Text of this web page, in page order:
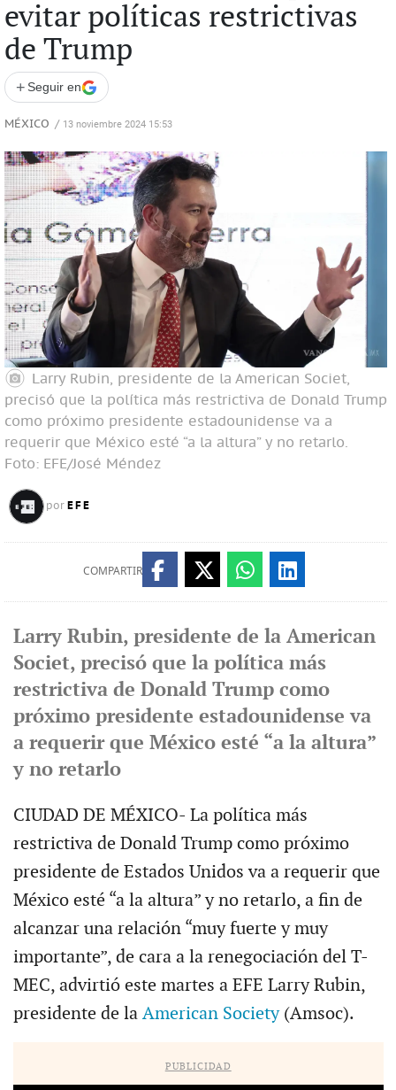
evitar políticas restrictivas
de Trump
+ Seguir en
MÉXICO / 13 noviembre 2024 15:53
Larry Rubin, presidente de la American Societ,
precisó que la política más restrictiva de Donald Trump
como próximo presidente estadounidense va a
requerir que México esté “a la altura” y no retarlo.
Foto: EFE/José Méndez
por EFE
COMPARTIR
Larry Rubin, presidente de la American
Societ, precisó que la política más
restrictiva de Donald Trump como
próximo presidente estadounidense va
a requerir que México esté “a la altura”
y no retarlo
CIUDAD DE MÉXICO- La política más
restrictiva de Donald Trump como próximo
presidente de Estados Unidos va a requerir que
México esté “a la altura” y no retarlo, a fin de
alcanzar una relación “muy fuerte y muy
importante”, de cara a la renegociación del T-
MEC, advirtió este martes a EFE Larry Rubin,
presidente de la American Society(Amsoc).
PUBLICIDAD